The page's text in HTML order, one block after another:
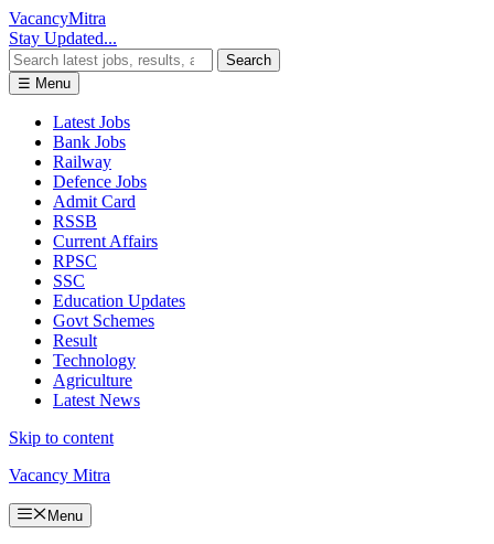
VacancyMitra
Stay Updated...
Search
☰ Menu
Latest Jobs
Bank Jobs
Railway
Defence Jobs
Admit Card
RSSB
Current Affairs
RPSC
SSC
Education Updates
Govt Schemes
Result
Technology
Agriculture
Latest News
Skip to content
Vacancy Mitra
Menu